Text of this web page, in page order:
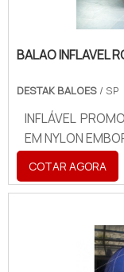
BALAO INFLAVEL
DESTAK BALOES / SP
INFLÁVEL
EM NYLON
COTAR AGORA